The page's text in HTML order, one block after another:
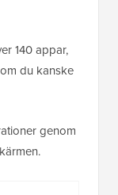
140 appar,
du kanske
genom